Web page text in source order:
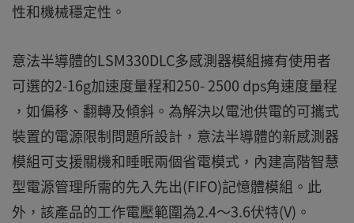
性和機械穩定性。
意法半導體的LSM330DLC多感測器模組擁有使用者
可選的2-16g加速度量程和250- 2500 dps角速度量程
，如偏移、翻轉及傾斜。為解決以電池供電的可攜式
裝置的電源限制問題所設計，意法半導體的新感測器
模組可支援關機和睡眠兩個省電模式，內建高階智慧
型電源管理所需的先入先出(FIFO)記憶體模組。此
外，該產品的工作電壓範圍為2.4～3.6伏特(V)。